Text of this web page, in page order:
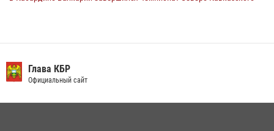
встречу, посвященную генералу армии Ивану Яковлеву
04 августа 2026, 12:29
Глава КБР
Официальный сайт